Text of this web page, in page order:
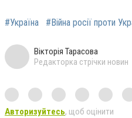
#Україна #Війна росії проти
Вікторія Тарасова
Редакторка стрічки новин
Авторизуйтесь, щоб оцінити